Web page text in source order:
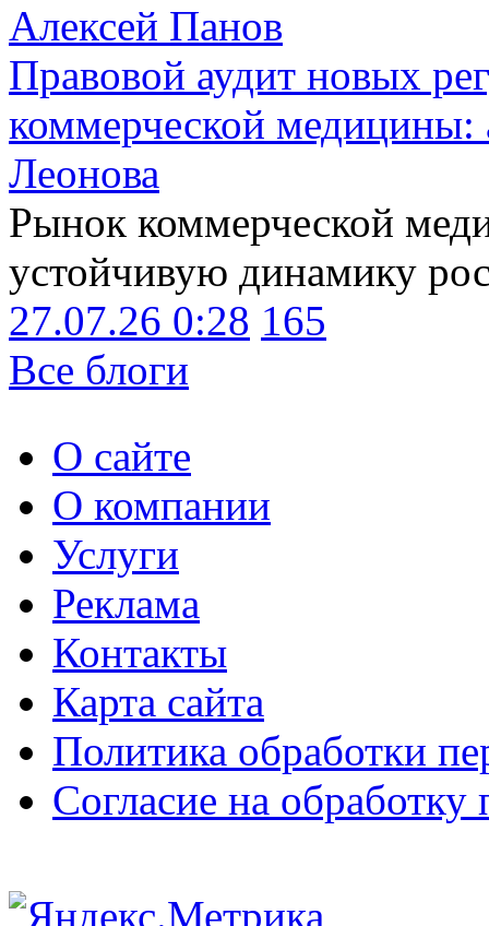
Алексей Панов
Правовой аудит новых
коммерческой медицины:
Леонова
Рынок коммерческой
устойчивую динамику
27.07.26 0:28 165
Все блоги
О сайте
О компании
Услуги
Реклама
Контакты
Карта сайта
Политика обработки
Согласие на